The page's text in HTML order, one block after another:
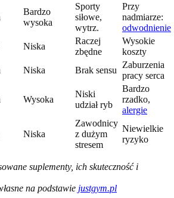
Bardzo
wysoka
Sporty
siłowe,
wytrz.
Przy
nadmiarze:
odwodnienie
Niska
Raczej
zbędne
Wysokie
koszty
Niska Brak sensu
Zaburzenia
pracy serca
Wysoka
Niski
udział ryb
Bardzo
rzadko,
alergie
Niska
Zawodnicy
z dużym
stresem
Niewielkie
ryzyko
suplementy, ich skuteczność i
na podstawie justgym.pl